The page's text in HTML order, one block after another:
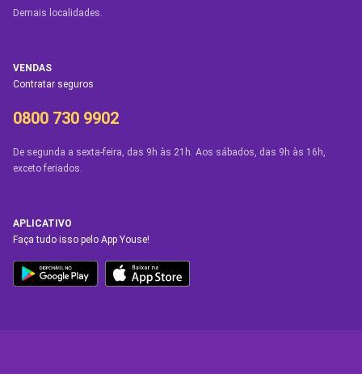
Demais localidades.
VENDAS
Contratar seguros
0800 730 9902
De segunda a sexta-feira, das 9h às 21h. Aos sábados, das 9h às 16h,
exceto feriados.
APLICATIVO
Faça tudo isso pelo App Youse!